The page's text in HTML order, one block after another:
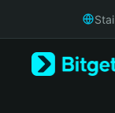
Русский